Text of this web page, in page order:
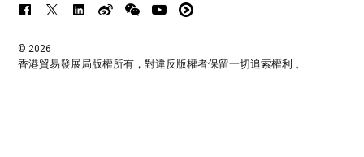
© 2026
香港貿易發展局版權所有，對違反版權者保留一切追索權利 。